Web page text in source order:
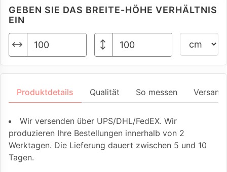
GEBEN SIE DAS BREITE-HÖHE VERHÄLTNIS
EIN
Produktdetails Qualität So messen
Wir versenden über UPS/DHL/FedEX. Wir
produzieren Ihre Bestellungen innerhalb von 2
Werktagen. Die Lieferung dauert zwischen 5 und 10
Tagen.